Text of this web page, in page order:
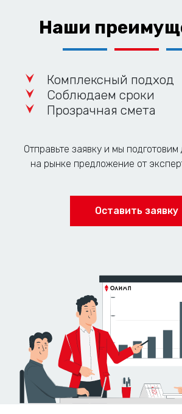
Наши
Комплексный подход
Соблюдаем сроки
Прозрачная смета
Отправьте заявку и мы
на рынке предложение от
Оставить заявку